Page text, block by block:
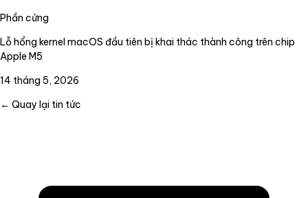
Phần cứng
Lỗ hổng kernel macOS đầu tiên bị khai thác thành công trên chip
Apple M5
14 tháng 5, 2026
← Quay lại tin tức